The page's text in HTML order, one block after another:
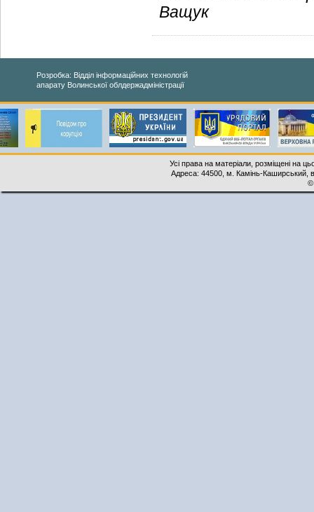
Ващук
Розробка: Відділ інформаційних технологій
апарату Волинської облдержадміністрації
Усі права на матеріали, розміщені на
Адреса: 44500, м. Камінь-Каширський,
©